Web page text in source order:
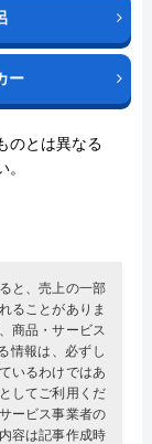
ー
のとは異なる
と、売上の一部
ることがありま
商品・サービス
情報は、必ずし
いるわけではあ
してご利用くだ
ービス事業者の
容は記事作成時